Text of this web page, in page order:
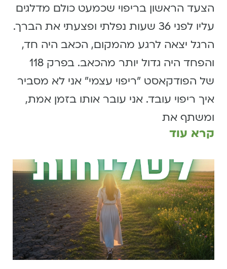
הצעד הראשון בריפוי שכמעט כולם מדלגים
עליו לפני 36 שעות נפלתי ופצעתי את הברך.
הרגל יצאה לרגע מהמקום, הכאב היה חד,
והפחד היה גדול יותר מהכאב. בפרק 118
של הפודקאסט "ריפוי עצמי" אני לא מסביר
איך ריפוי עובד. אני עובר אותו בזמן אמת,
ומשתף את
קרא עוד